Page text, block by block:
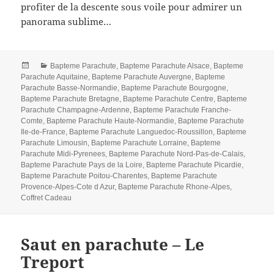
profiter de la descente sous voile pour admirer un
panorama sublime…
Posted
on
Categories
Bapteme Parachute, Bapteme Parachute Alsace, Bapteme
Parachute Aquitaine, Bapteme Parachute Auvergne, Bapteme
Parachute Basse-Normandie, Bapteme Parachute Bourgogne,
Bapteme Parachute Bretagne, Bapteme Parachute Centre, Bapteme
Parachute Champagne-Ardenne, Bapteme Parachute Franche-
Comte, Bapteme Parachute Haute-Normandie, Bapteme Parachute
Ile-de-France, Bapteme Parachute Languedoc-Roussillon, Bapteme
Parachute Limousin, Bapteme Parachute Lorraine, Bapteme
Parachute Midi-Pyrenees, Bapteme Parachute Nord-Pas-de-Calais,
Bapteme Parachute Pays de la Loire, Bapteme Parachute Picardie,
Bapteme Parachute Poitou-Charentes, Bapteme Parachute
Provence-Alpes-Cote d Azur, Bapteme Parachute Rhone-Alpes,
Coffret Cadeau
Saut en parachute – Le
Treport